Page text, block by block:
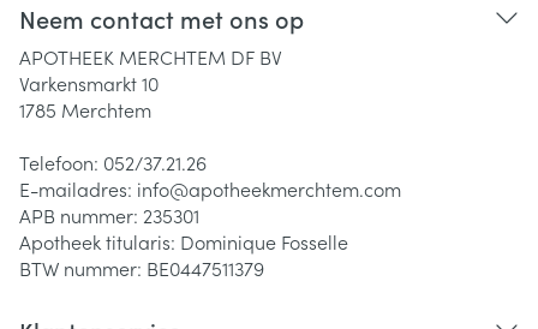
Neem contact met ons op
APOTHEEK MERCHTEM DF BV
Varkensmarkt 10
1785 Merchtem
Telefoon: 052/37.21.26
E-mailadres: info@apotheekmerchtem.com
APB nummer: 235301
Apotheek titularis: Dominique Fosselle
BTW nummer: BE0447511379